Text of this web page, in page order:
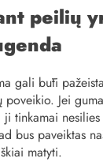
peilių
gali būti
poveikio. Jei
tinkamai
bus paveiktas
matyti.